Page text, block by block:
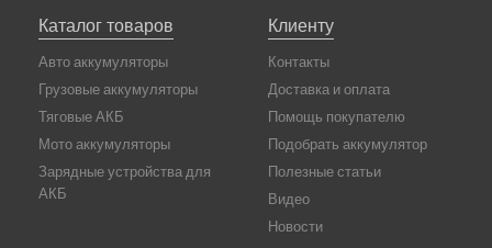
Каталог товаров
Авто аккумуляторы
Грузовые аккумуляторы
Тяговые АКБ
Мото аккумуляторы
Зарядные устройства для
АКБ
Клиенту
Контакты
Доставка и оплата
Помощь покупателю
Подобрать аккумулятор
Полезные статьи
Видео
Новости